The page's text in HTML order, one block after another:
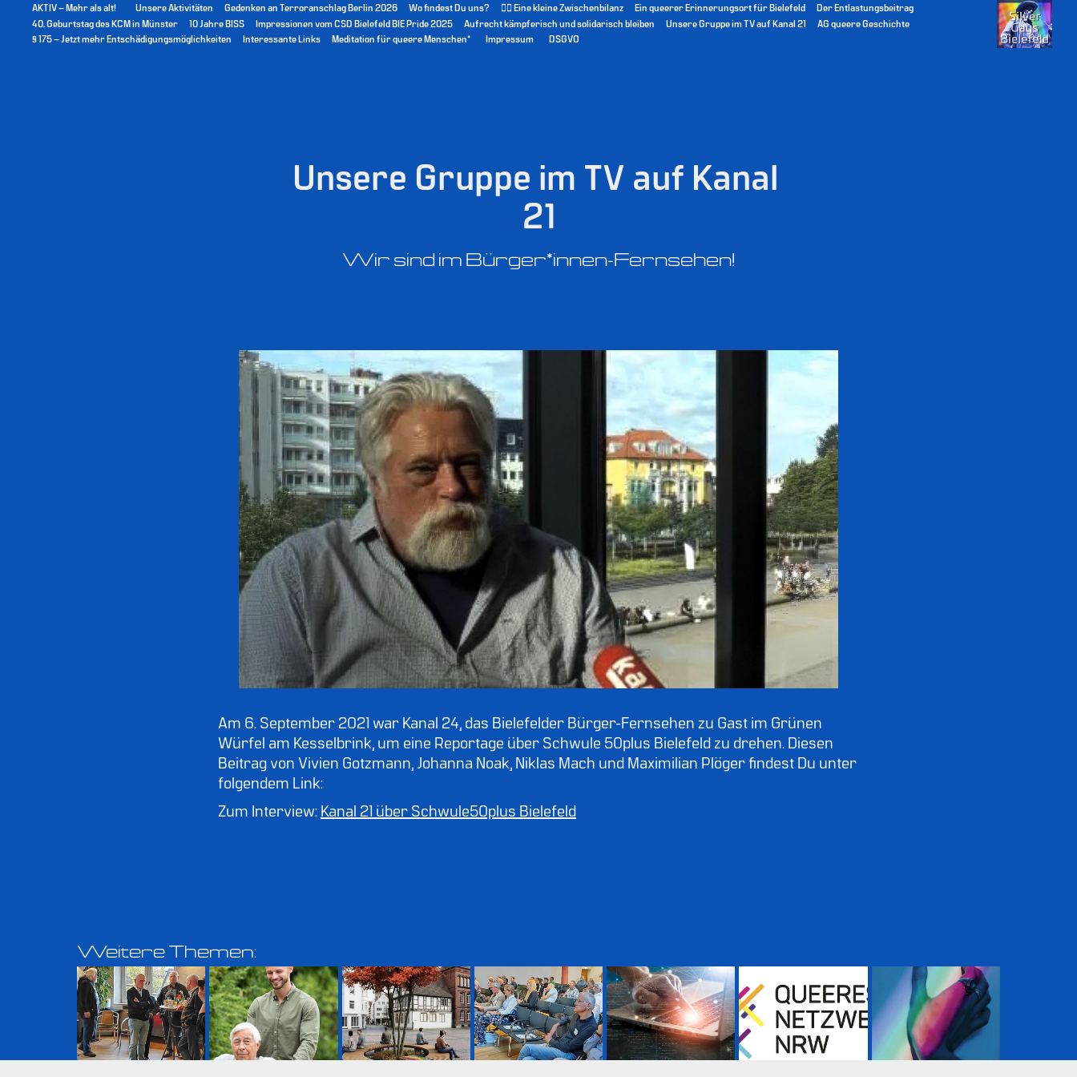
AKTIV – Mehr als alt! Unsere Aktivitäten Gedenken an Terroranschlag Berlin 2026 Wo findest Du uns? 🏳️‍🌈 Eine kleine Zwischenbilanz Ein queerer Erinnerungsort für Bielefeld
Der Entlastungsbeitrag
40. Geburtstag des KCM in Münster
10 Jahre BISS Impressionen vom CSD Bielefeld BIE Pride 2025 Aufrecht kämpferisch und solidarisch bleiben Unsere Gruppe im TV auf Kanal 21
AG queere Geschichte
§ 175 – Jetzt mehr Entschädigungsmöglichkeiten
Interessante Links Meditation für queere Menschen* Impressum DSGVO
Unsere Gruppe im TV auf Kanal
21
Wir sind im Bürger*innen-Fernsehen!
Am 6. September 2021 war Kanal 24, das Bielefelder Bürger-Fernsehen zu Gast im Grünen
Würfel am Kesselbrink, um eine Reportage über Schwule 50plus Bielefeld zu drehen. Diesen
Beitrag von Vivien Gotzmann, Johanna Noak, Niklas Mach und Maximilian Plöger findest Du unter
folgendem Link:
Zum Interview:Kanal 21 über Schwule50plus Bielefeld
Weitere Themen:
40. Geburtstag
des KCM in
Münster
Der
Entlastungsbeitrag
Ein queerer
Erinnerungsort
für Bielefeld
10 Jahre BISS
Interessante
Links
Gedenken an
Terroranschlag
Berlin 2026
AG queere
Geschichte